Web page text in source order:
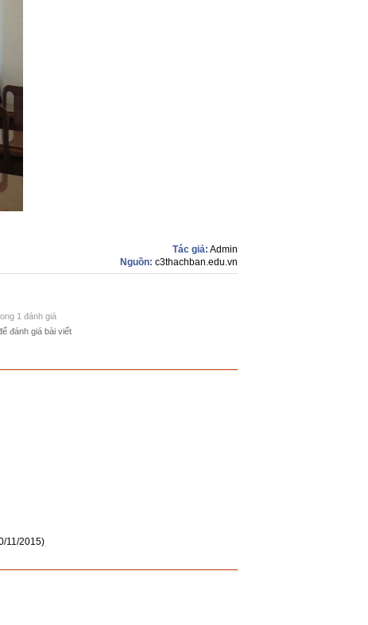
Tác giả: Admin
Nguồn: c3thachban.edu.vn
1 đánh giá
đánh giá bài viết
11/2015)